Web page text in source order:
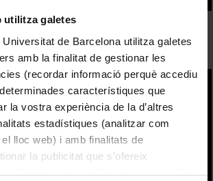
utilitza galetes
de Barcelona utilitza galetes
amb la finalitat de gestionar les
(recordar informació perquè accediu
característiques que
la vostra experiència de la d’altres
estadístiques (analitzar com
lloc web) i amb finalitats de
la publicitat que s’ofereix
dels vostres hàbits de navegació).
como instrumentos de